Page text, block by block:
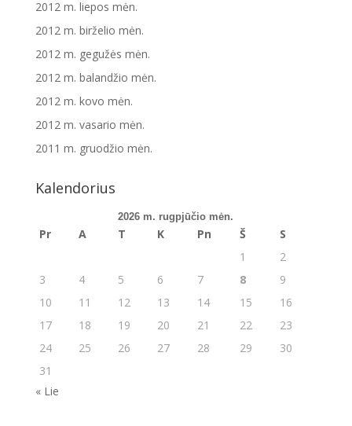
2012 m. liepos mėn.
2012 m. birželio mėn.
2012 m. gegužės mėn.
2012 m. balandžio mėn.
2012 m. kovo mėn.
2012 m. vasario mėn.
2011 m. gruodžio mėn.
Kalendorius
2026 m. rugpjūčio mėn.
Pr A T K Pn Š
S
1
2
3
4 5 6 7 8
9
10
11 12 13 14 15
16
17
18 19 20 21 22
23
24
25 26 27 28 29
30
31
« Lie